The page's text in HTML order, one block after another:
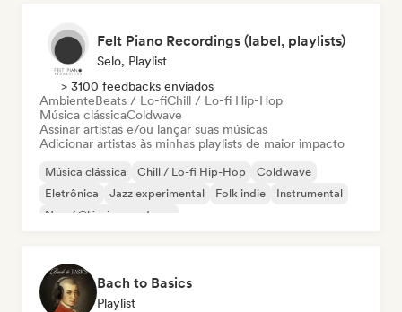
Felt Piano Recordings (label, playlists)
Selo, Playlist
> 3100 feedbacks enviados
AmbienteBeats / Lo-fiChill / Lo-fi Hip-Hop
Música clássicaColdwave
Assinar artistas e/ou lançar suas músicas
Adicionar artistas às minhas playlists de maior impacto
Música clássica Chill / Lo-fi Hip-Hop
Coldwave
Eletrônica
Jazz experimental Folk indie
Instrumental
Neo / Clássico moderno
Bach to Basics
Playlist